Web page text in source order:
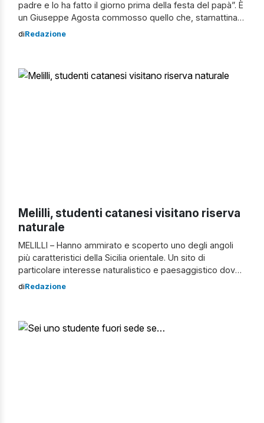
padre e lo ha fatto il giorno prima della festa del papà”. È
un Giuseppe Agosta commosso quello che, stamattina,
ha ricordato agli studenti dell’Istituto Brunelleschi di
diRedazione
Melilli, studenti catanesi visitano riserva
naturale
MELILLI – Hanno ammirato e scoperto uno degli angoli
più caratteristici della Sicilia orientale. Un sito di
particolare interesse naturalistico e paesaggistico dove
la roccia carsica e le acque dei laghetti del torrente
Pennisi”, liceo classico della […]
diRedazione